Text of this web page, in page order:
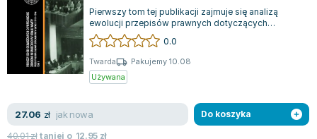
Pierwszy tom tej publikacji zajmuje się analizą
ewolucji przepisów prawnych dotyczących
ścigania i karania zbrodni przeciwko pokoj...
0.0
Twarda
Pakujemy 10.08
Używana
27.06 zł jak nowa
40.01złtaniej o 12.95 zł
Do koszyka